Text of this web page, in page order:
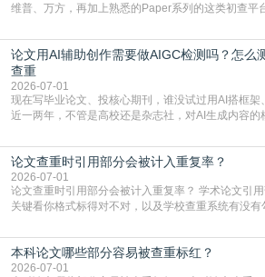
维普、万方，再加上熟悉的Paper系列的这类初查平
查数值误导。知网（CNKI）是学校定稿检测的绝对
生联合比对库，能比历届学长论文，硕博用VIP/
库，期刊投稿用AMLMC/SML
论文用AI辅助创作需要做AIGC检测吗？怎么
查重
2026-07-01
现在写毕业论文、投核心期刊，谁没试过用AI搭框架
近一两年，不管是高校还是杂志社，对AI生成内容的
真的太亏。提前做AIGC检测，已经成了很多过来人
AIGC检测成了论文答辩投稿前的必备项？可能还有
框架，内容都是自己写的，至于做AIG
论文查重时引用部分会被计入重复率？
2026-07-01
论文查重时引用部分会被计入重复率？ 学术论文引用部分会不会被算进重复率，
关键看你格式标得对不对，以及学校查重系统有没有
独占一行，每条文献用[1][2]方括号编号、与正文一
7714（作者、题名、刊名、年、卷期、页码齐全，
成功后通常把这段标为引用，
本科论文哪些部分容易被查重标红？
2026-07-01